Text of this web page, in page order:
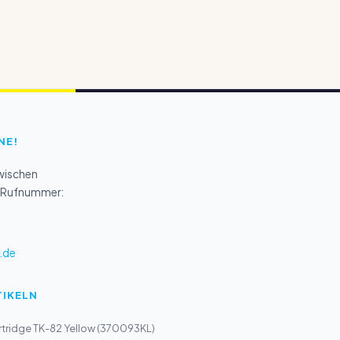
TK-82 Yellow (370093KL)